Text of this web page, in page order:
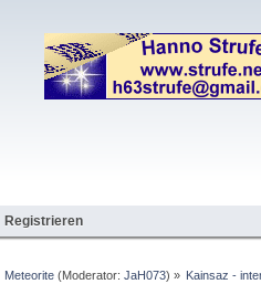
Registrieren
Meteorite(Moderator: JaH073) » Kainsaz -